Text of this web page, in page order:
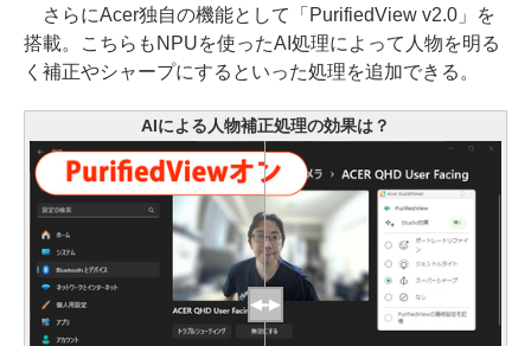
さらにAcer独自の機能として「PurifiedView v2.0」を
搭載。こちらもNPUを使ったAI処理によって人物を明る
く補正やシャープにするといった処理を追加できる。
AIによる人物補正処理の効果は？